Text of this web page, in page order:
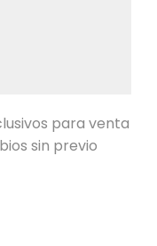
para venta
sin previo